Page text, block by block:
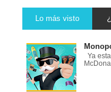
Lo más visto
Ya